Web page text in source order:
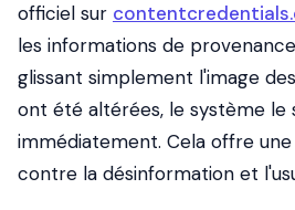
officiel sur
les informations de
glissant simplement l'image
ont été altérées, le système le
immédiatement. Cela offre
contre la désinformation et